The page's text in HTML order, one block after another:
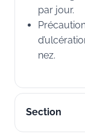
par jour.
nez.
Section